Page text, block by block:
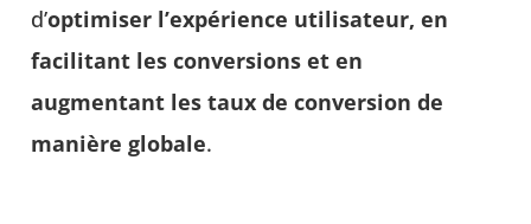
d’optimiser l’expérience utilisateur, en
facilitant les conversions et en
augmentant les taux de conversion de
manière globale.